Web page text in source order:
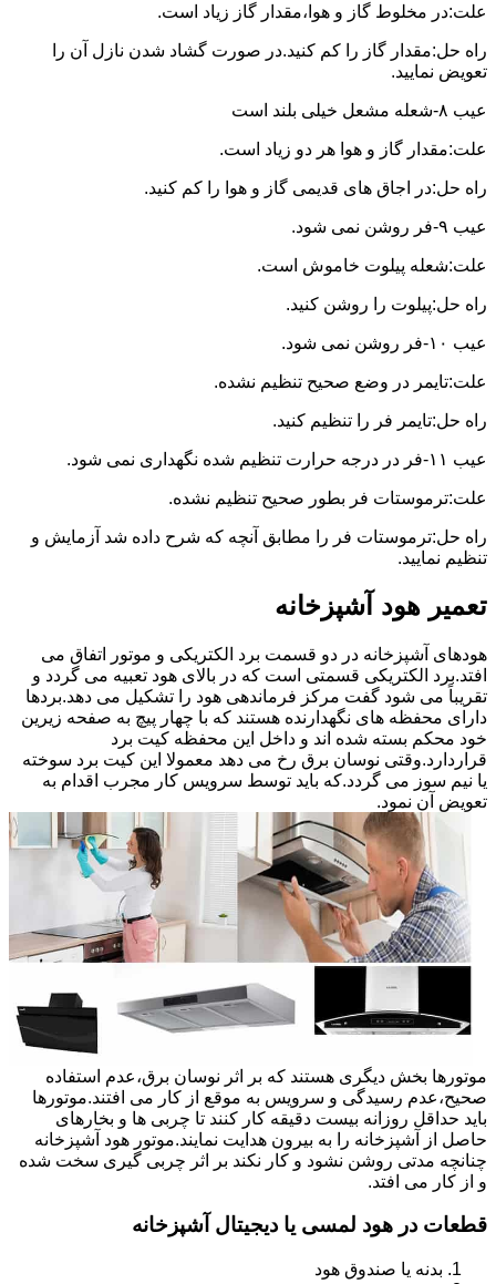
علت:در مخلوط گاز و هوا،مقدار گاز زیاد است.
راه حل:مقدار گاز را کم کنید.در صورت گشاد شدن نازل آن را
تعویض نمایید.
عیب ۸-شعله مشعل خیلی بلند است
علت:مقدار گاز و هوا هر دو زیاد است.
راه حل:در اجاق های قدیمی گاز و هوا را کم کنید.
عیب ۹-فر روشن نمی شود.
علت:شعله پیلوت خاموش است.
راه حل:پیلوت را روشن کنید.
عیب ۱۰-فر روشن نمی شود.
علت:تایمر در وضع صحیح تنظیم نشده.
راه حل:تایمر فر را تنظیم کنید.
عیب ۱۱-فر در درجه حرارت تنظیم شده نگهداری نمی شود.
علت:ترموستات فر بطور صحیح تنظیم نشده.
راه حل:ترموستات فر را مطابق آنچه که شرح داده شد آزمایش و
تنظیم نمایید.
تعمیر هود آشپزخانه
هودهای آشپزخانه در دو قسمت برد الکتریکی و موتور اتفاق می
افتد.برد الکتریکی قسمتی است که در بالای هود تعبیه می گردد و
تقریباً می شود گفت مرکز فرماندهی هود را تشکیل می دهد.بردها
دارای محفظه های نگهدارنده هستند که با چهار پیچ به صفحه زیرین
خود محکم بسته شده اند و داخل این محفظه کیت برد
قراردارد.وقتی نوسان برق رخ می دهد معمولا این کیت برد سوخته
یا نیم سوز می گردد.که باید توسط سرویس کار مجرب اقدام به
تعویض آن نمود.
موتورها بخش دیگری هستند که بر اثر نوسان برق،عدم استفاده
صحیح،عدم رسیدگی و سرویس به موقع از کار می افتند.موتورها
باید حداقل روزانه بیست دقیقه کار کنند تا چربی ها و بخارهای
حاصل از آشپزخانه را به بیرون هدایت نمایند.موتور هود آشپزخانه
چنانچه مدتی روشن نشود و کار نکند بر اثر چربی گیری سخت شده
و از کار می افتد.
قطعات در هود لمسی یا دیجیتال آشپزخانه
بدنه یا صندوق هود